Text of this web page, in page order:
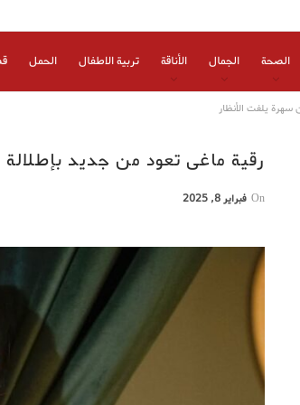
الصحة الجمال الأناقة تربية الاطفال الحمل
سهرة يلفت الأنظار
رقية ماغى تعود من جديد
On فبراير 8, 2025